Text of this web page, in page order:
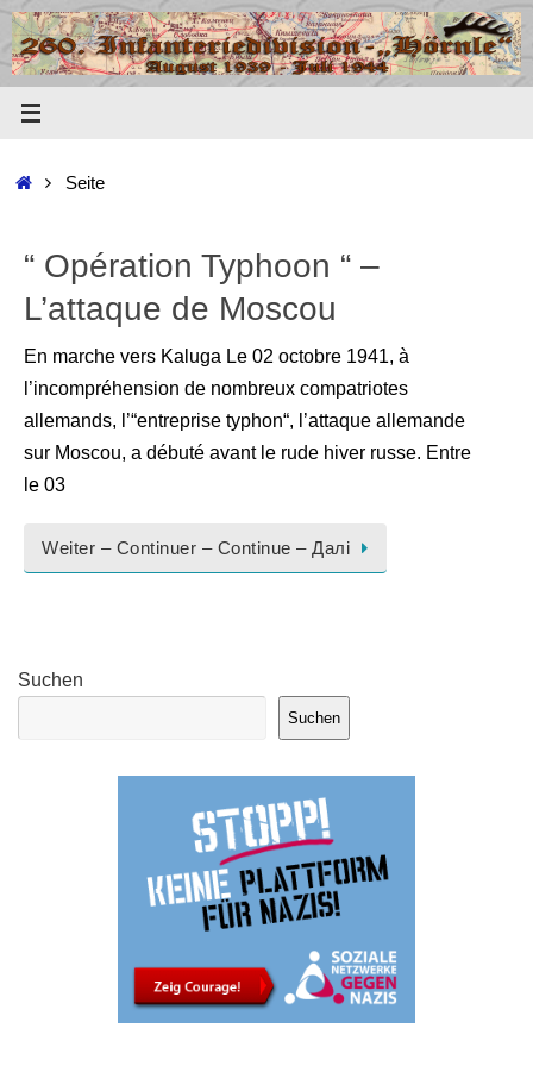
Zum
Inhalt
springen
StartSeite
“ Opération Typhoon “ –
L’attaque de Moscou
En marche vers Kaluga Le 02 octobre 1941, à
l’incompréhension de nombreux compatriotes
allemands, l’“entreprise typhon“, l’attaque allemande
sur Moscou, a débuté avant le rude hiver russe. Entre
le 03
Weiter – Continuer – Continue – Далі
Suchen
Suchen